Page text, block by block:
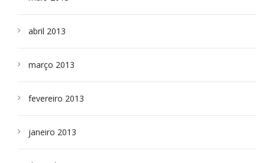
abril 2013
março 2013
fevereiro 2013
janeiro 2013